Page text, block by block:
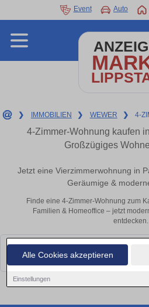
Alle Cookies akzeptieren
Einstellungen
Event Auto
❯ IMMOBILIEN ❯ WEWER ❯ 4-
4-Zimmer-Wohnung kaufen
Großzügiges
Jetzt eine Vierzimmerwohnung in
Geräumige &
Finde eine 4-Zimmer-Wohnung zum
Familien & Homeoffice – jetzt
entdecken.
Leider konnten wir derzeit keine
bald wieder vorbei!